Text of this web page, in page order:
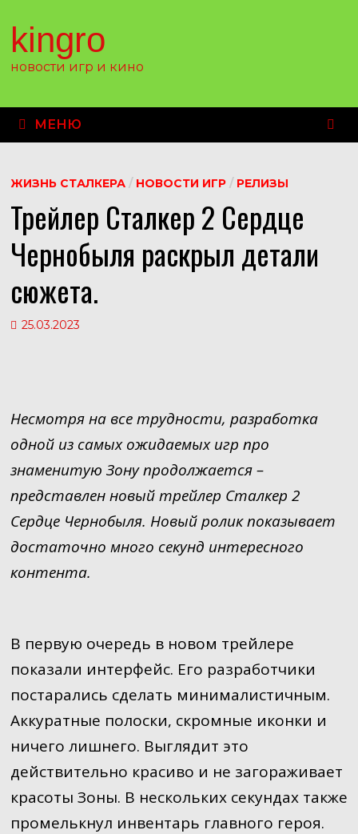
содержимому
kingro
новости игр и кино
МЕНЮ
ЖИЗНЬ СТАЛКЕРА/ НОВОСТИ ИГР/ РЕЛИЗЫ
Трейлер Сталкер 2 Сердце
Чернобыля раскрыл детали
сюжета.
25.03.2023
Несмотря на все трудности, разработка
одной из самых ожидаемых игр про
знаменитую Зону продолжается –
представлен новый трейлер Сталкер 2
Сердце Чернобыля. Новый ролик показывает
достаточно много секунд интересного
контента.
В первую очередь в новом трейлере
показали интерфейс. Его разработчики
постарались сделать минималистичным.
Аккуратные полоски, скромные иконки и
ничего лишнего. Выглядит это
действительно красиво и не загораживает
красоты Зоны. В нескольких секундах также
промелькнул инвентарь главного героя.